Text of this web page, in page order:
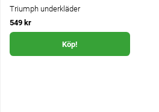
Triumph underkläder
549 kr
Köp!